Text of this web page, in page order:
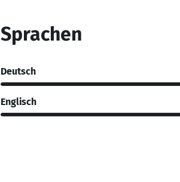
Sprachen
Deutsch
Englisch